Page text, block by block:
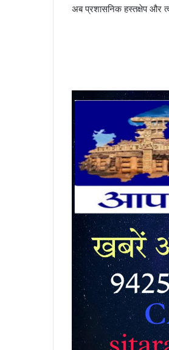
अब प्रशासनिक हस्तक्षेप और